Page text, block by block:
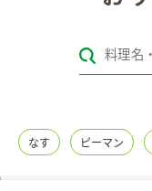
レシピカテゴリ一覧
レシピ名特集
なす ピーマン